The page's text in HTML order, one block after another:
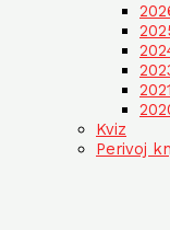
Kviz
Perivoj